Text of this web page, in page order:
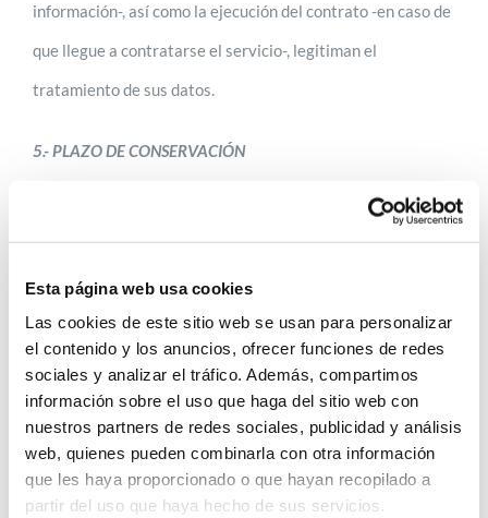
Esta página web usa cookies
Las cookies de este sitio web se usan para personalizar
el contenido y los anuncios, ofrecer funciones de redes
sociales y analizar el tráfico. Además, compartimos
información sobre el uso que haga del sitio web con
nuestros partners de redes sociales, publicidad y análisis
web, quienes pueden combinarla con otra información
que les haya proporcionado o que hayan recopilado a
partir del uso que haya hecho de sus servicios.
información-, así como la ejecución del contrato -en caso de
que llegue a contratarse el servicio-, legitiman el
tratamiento de sus datos.
5.- PLAZO DE CONSERVACIÓN
Sus datos formarán parte de nuestros tratamientos el
atender el servicio solicitado y cumplir las finalidades
indicadas, así como atender las obligaciones legales
correspondientes.
En todo caso, cuando los datos dejen de ser necesarios para
los fines indicados, serán suprimidos con medidas de
seguridad adecuadas para garantizar la seudonimización